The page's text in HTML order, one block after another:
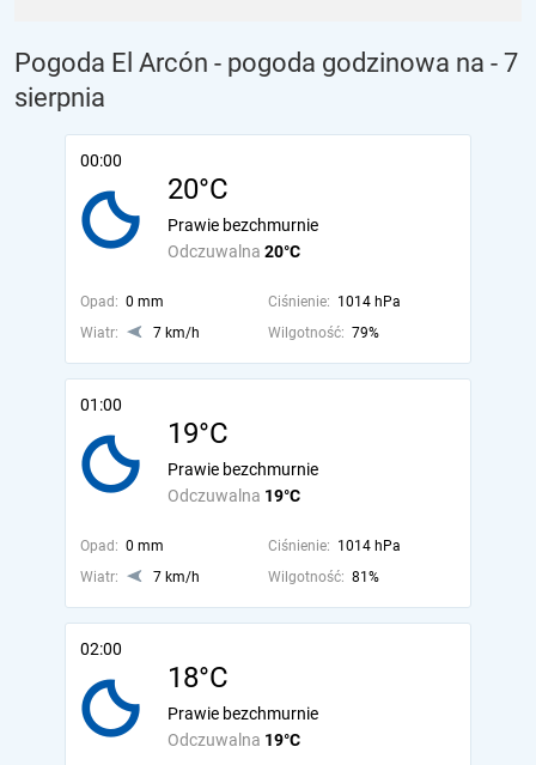
Pogoda El Arcón - pogoda godzinowa na - 7
sierpnia
00:00
20°C
Odczuwalna 20°C
Prawie bezchmurnie
Opad: 0 mm Ciśnienie: 1014 hPa
Wiatr:
7 km/h Wilgotność: 79%
01:00
19°C
Odczuwalna 19°C
Prawie bezchmurnie
Opad: 0 mm Ciśnienie: 1014 hPa
Wiatr:
7 km/h Wilgotność: 81%
02:00
18°C
Odczuwalna 19°C
Prawie bezchmurnie